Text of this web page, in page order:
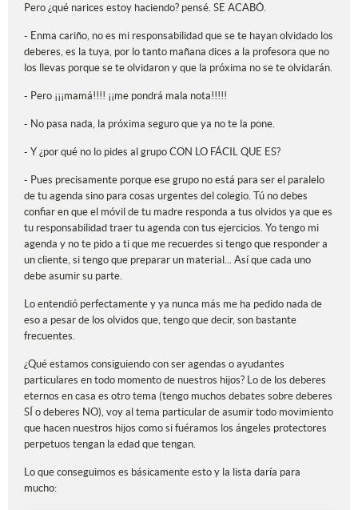
Pero ¿qué narices estoy haciendo? pensé. SE ACABÓ.
- Enma cariño, no es mi responsabilidad que se te hayan olvidado los
deberes, es la tuya, por lo tanto mañana dices a la profesora que no
los llevas porque se te olvidaron y que la próxima no se te olvidarán.
- Pero ¡¡¡mamá!!!! ¡¡me pondrá mala nota!!!!!
- No pasa nada, la próxima seguro que ya no te la pone.
- Y ¿por qué no lo pides al grupo CON LO FÁCIL QUE ES?
- Pues precisamente porque ese grupo no está para ser el paralelo
de tu agenda sino para cosas urgentes del colegio. Tú no debes
confiar en que el móvil de tu madre responda a tus olvidos ya que es
tu responsabilidad traer tu agenda con tus ejercicios. Yo tengo mi
agenda y no te pido a ti que me recuerdes si tengo que responder a
un cliente, si tengo que preparar un material... Así que cada uno
debe asumir su parte.
Lo entendió perfectamente y ya nunca más me ha pedido nada de
eso a pesar de los olvidos que, tengo que decir, son bastante
frecuentes.
¿Qué estamos consiguiendo con ser agendas o ayudantes
particulares en todo momento de nuestros hijos? Lo de los deberes
eternos en casa es otro tema (tengo muchos debates sobre deberes
SÍ o deberes NO), voy al tema particular de asumir todo movimiento
que hacen nuestros hijos como si fuéramos los ángeles protectores
perpetuos tengan la edad que tengan.
Lo que conseguimos es básicamente esto y la lista daría para
mucho: